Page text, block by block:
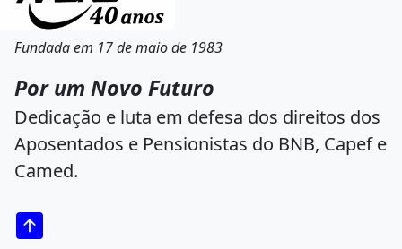
Fundada em 17 de maio de 1983
Por um Novo Futuro
Dedicação e luta em defesa dos direitos dos
Aposentados e Pensionistas do BNB, Capef e
Camed.